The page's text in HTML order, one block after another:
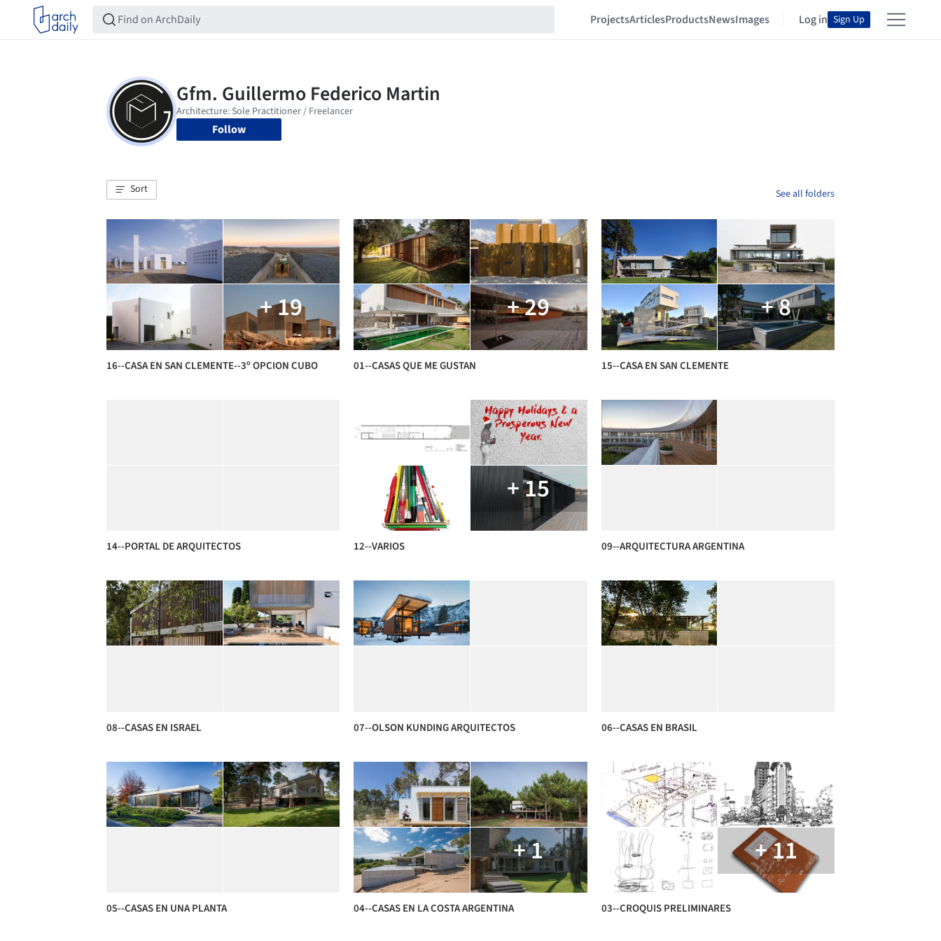
ProjectsArticlesProductsNewsImages Log in Sign Up
Follow
Sort See all folders
+ 19
16--CASA EN SAN CLEMENTE--3º OPCION CUBO
+ 29
01--CASAS QUE ME GUSTAN
+ 8
15--CASA EN SAN CLEMENTE
14--PORTAL DE ARQUITECTOS
+ 15
12--VARIOS 09--ARQUITECTURA ARGENTINA
08--CASAS EN ISRAEL 07--OLSON KUNDING ARQUITECTOS 06--CASAS EN BRASIL
05--CASAS EN UNA PLANTA
+ 1
04--CASAS EN LA COSTA ARGENTINA
+ 11
03--CROQUIS PRELIMINARES